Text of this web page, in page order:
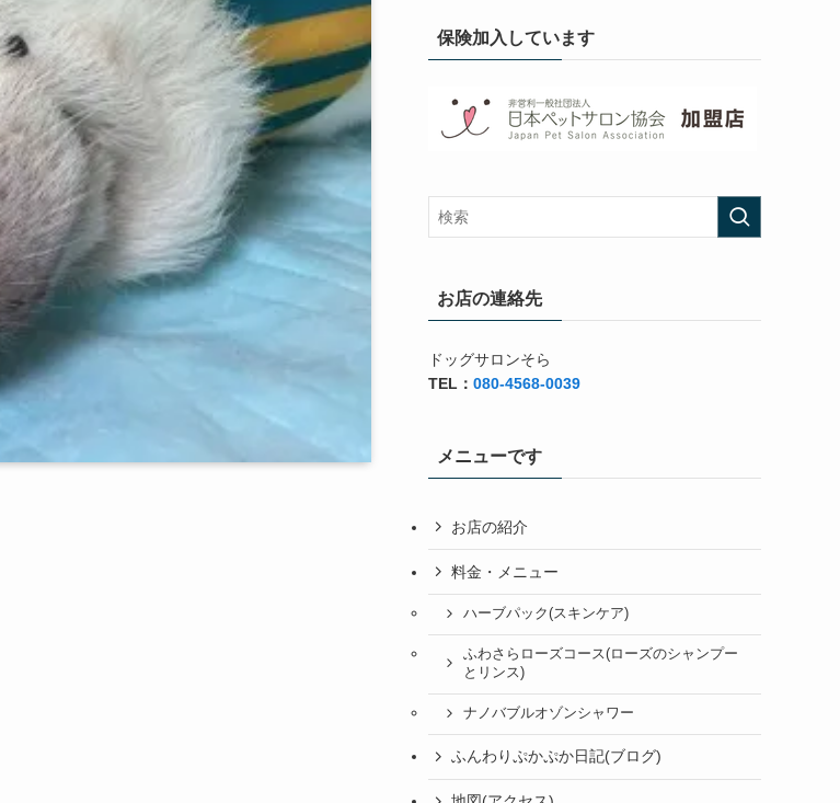
保険加入しています
お店の連絡先
ドッグサロンそら
TEL： 080-4568-0039
メニューです
お店の紹介
料金・メニュー
ハーブパック(スキンケア)
ふわさらローズコース(ローズのシャンプー
とリンス)
ナノバブルオゾンシャワー
ふんわりぷかぷか日記(ブログ)